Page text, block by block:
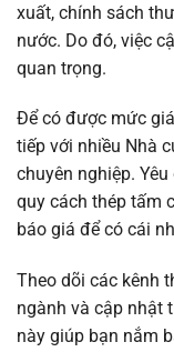
xuất, chính sách
nước. Do đó, việc
quan trọng.
Để có được mức
tiếp với nhiều Nhà
chuyên nghiệp.
quy cách thép tấm
báo giá để có cái
Theo dõi các kênh
ngành và cập nhật
này giúp bạn nắm